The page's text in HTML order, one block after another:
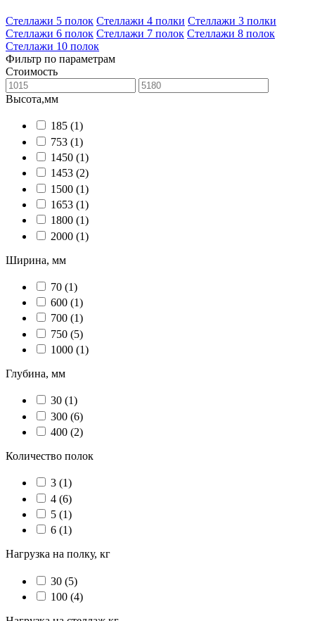
Стеллажи 5 полок Стеллажи 4 полки Стеллажи 3 полки
Стеллажи 6 полок Стеллажи 7 полок Стеллажи 8 полок
Стеллажи 10 полок
Фильтр по параметрам
Стоимость
Высота,мм
185 (1)
753 (1)
1450 (1)
1453 (2)
1500 (1)
1653 (1)
1800 (1)
2000 (1)
Ширина, мм
70 (1)
600 (1)
700 (1)
750 (5)
1000 (1)
Глубина, мм
30 (1)
300 (6)
400 (2)
Количество полок
3 (1)
4 (6)
5 (1)
6 (1)
Нагрузка на полку, кг
30 (5)
100 (4)